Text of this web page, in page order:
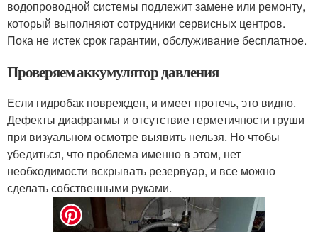
водопроводной системы подлежит замене или ремонту,
который выполняют сотрудники сервисных центров.
Пока не истек срок гарантии, обслуживание бесплатное.
Проверяем аккумулятор давления
Если гидробак поврежден, и имеет протечь, это видно.
Дефекты диафрагмы и отсутствие герметичности груши
при визуальном осмотре выявить нельзя. Но чтобы
убедиться, что проблема именно в этом, нет
необходимости вскрывать резервуар, и все можно
сделать собственными руками.